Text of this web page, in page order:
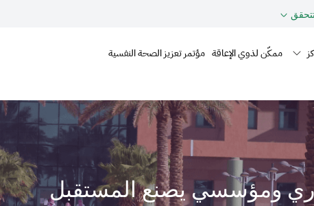
ممكّن لذوي الإعاقة مؤتمر تعزيز الصحة النفسية
ومؤسسي يصنع المستقبل